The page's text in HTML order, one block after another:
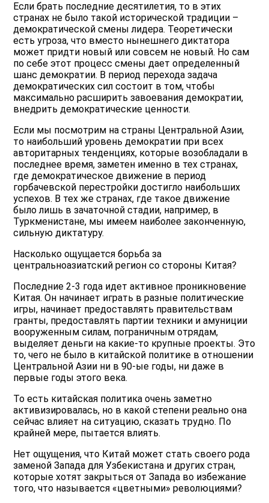
Если брать последние десятилетия, то в этих
странах не было такой исторической традиции –
демократической смены лидера. Теоретически
есть угроза, что вместо нынешнего диктатора
может придти новый или совсем не новый. Но сам
по себе этот процесс смены дает определенный
шанс демократии. В период перехода задача
демократических сил состоит в том, чтобы
максимально расширить завоевания демократии,
внедрить демократические ценности.
Если мы посмотрим на страны Центральной Азии,
то наибольший уровень демократии при всех
авторитарных тенденциях, которые возобладали в
последнее время, заметен именно в тех странах,
где демократическое движение в период
горбачевской перестройки достигло наибольших
успехов. В тех же странах, где такое движение
было лишь в зачаточной стадии, например, в
Туркменистане, мы имеем наиболее законченную,
сильную диктатуру.
Насколько ощущается борьба за
центральноазиатский регион со стороны Китая?
Последние 2-3 года идет активное проникновение
Китая. Он начинает играть в разные политические
игры, начинает предоставлять правительствам
гранты, предоставлять партии техники и амуниции
вооруженным силам, пограничным отрядам,
выделяет деньги на какие-то крупные проекты. Это
то, чего не было в китайской политике в отношении
Центральной Азии ни в 90-ые годы, ни даже в
первые годы этого века.
То есть китайская политика очень заметно
активизировалась, но в какой степени реально она
сейчас влияет на ситуацию, сказать трудно. По
крайней мере, пытается влиять.
Нет ощущения, что Китай может стать своего рода
заменой Запада для Узбекистана и других стран,
которые хотят закрыться от Запада во избежание
того, что называется «цветными» революциями?